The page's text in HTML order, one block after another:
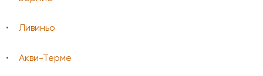
Ливиньо
Акви-Терме